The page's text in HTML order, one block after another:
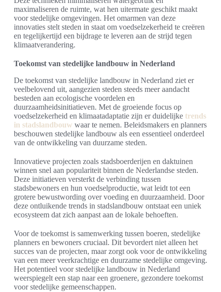
maximaliseren de ruimte, wat hen uitermate geschikt maakt
voor stedelijke omgevingen. Het omarmen van deze
innovaties stelt steden in staat om voedselzekerheid te creëren
en tegelijkertijd een bijdrage te leveren aan de strijd tegen
klimaatverandering.
Toekomst van stedelijke landbouw in Nederland
De toekomst van stedelijke landbouw in Nederland ziet er
veelbelovend uit, aangezien steden steeds meer aandacht
besteden aan ecologische voordelen en
duurzaamheidsinitiatieven. Met de groeiende focus op
voedselzekerheid en klimaatadaptatie zijn er duidelijke trends
in stadslandbouw waar te nemen. Beleidsmakers en planners
beschouwen stedelijke landbouw als een essentieel onderdeel
van de ontwikkeling van duurzame steden.
Innovatieve projecten zoals stadsboerderijen en daktuinen
winnen snel aan populariteit binnen de Nederlandse steden.
Deze initiatieven versterkt de verbinding tussen
stadsbewoners en hun voedselproductie, wat leidt tot een
grotere bewustwording over voeding en duurzaamheid. Door
deze ontluikende trends in stadslandbouw ontstaat een uniek
ecosysteem dat zich aanpast aan de lokale behoeften.
Voor de toekomst is samenwerking tussen boeren, stedelijke
planners en bewoners cruciaal. Dit bevordert niet alleen het
succes van de projecten, maar zorgt ook voor de ontwikkeling
van een meer veerkrachtige en duurzame stedelijke omgeving.
Het potentieel voor stedelijke landbouw in Nederland
weerspiegelt een stap naar een groenere, gezondere toekomst
voor stedelijke gemeenschappen.